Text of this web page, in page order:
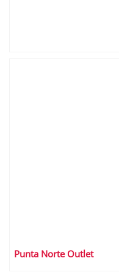
Punta Norte Outlet